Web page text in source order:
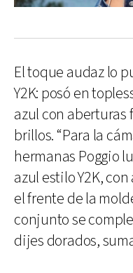
El toque audaz lo
Y2K: posó en
azul con aberturas
brillos. “Para la
hermanas Poggio
azul estilo Y2K,
el frente de la
conjunto se
dijes dorados,